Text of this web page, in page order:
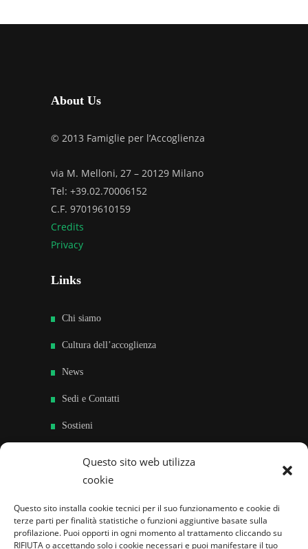
Questo sito web utilizza
cookie
Questo sito installa cookie tecnici per il suo funzionamento e cookie di
terze parti per finalità statistiche o funzioni aggiuntive basate sulla
profilazione. Puoi opporti in ogni momento al trattamento cliccando su
RIFIUTA o accettando solo i cookie necessari e puoi manifestare il tuo
About Us
© 2013 Famiglie per l’Accoglienza
via M. Melloni, 27 – 20129 Milano
Tel: +39.02.70006152
C.F. 97019610159
Credits
Privacy
Links
Chi siamo
Cultura dell’accoglienza
News
Sedi e Contatti
Sostieni